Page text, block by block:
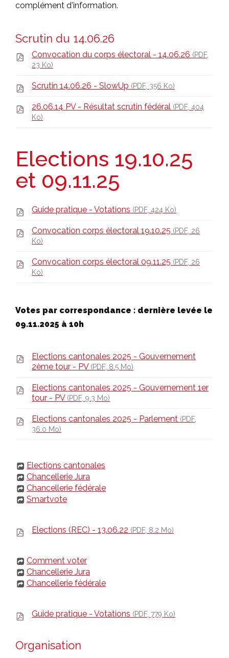
complément d'information.
Scrutin du 14.06.26
Convocation du corps électoral - 14.06.26 (PDF,
23 Ko)
Scrutin 14.06.26 - SlowUp (PDF, 356 Ko)
26.06.14 PV - Résultat scrutin fédéral (PDF, 404
Ko)
Elections 19.10.25
et 09.11.25
Guide pratique - Votations (PDF, 424 Ko)
Convocation corps électoral 19.10.25 (PDF, 26
Ko)
Convocation corps électoral 09.11.25 (PDF, 26
Ko)
Votes par correspondance : dernière levée le
09.11.2025 à 10h
Elections cantonales 2025 - Gouvernement
2ème tour - PV (PDF, 8.5 Mo)
Elections cantonales 2025 - Gouvernement 1er
tour - PV (PDF, 9.3 Mo)
Elections cantonales 2025 - Parlement (PDF,
36.0 Mo)
Elections cantonales
Chancellerie Jura
Chancellerie fédérale
Smartvote
Elections (REC) - 13.06.22 (PDF, 8.2 Mo)
Comment voter
Chancellerie Jura
Chancellerie fédérale
Guide pratique - Votations (PDF, 779 Ko)
Organisation